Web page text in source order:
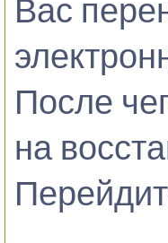
Вас
После
на